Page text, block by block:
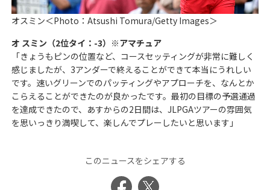
オスミン＜Photo：Atsushi Tomura/Getty Images＞
オ スミン（2位タイ：-3）※アマチュア
「きょうもピンの位置など、コースセッティングが非常に難しく
感じましたが、3アンダーで終えることができて本当にうれしい
です。速いグリーンでのパッティングやアプローチを、なんとか
こらえることができたのが良かったです。最初の目標の予選通過
を達成できたので、あすからの2日間は、JLPGAツアーの雰囲気
を思いっきり満喫して、楽しんでプレーしたいと思います」
このニュースをシェアする